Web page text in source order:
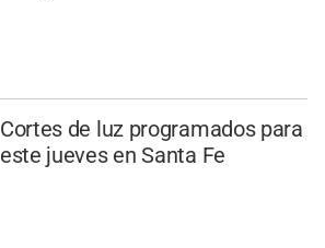
Cortes de luz programados para
este jueves en Santa Fe